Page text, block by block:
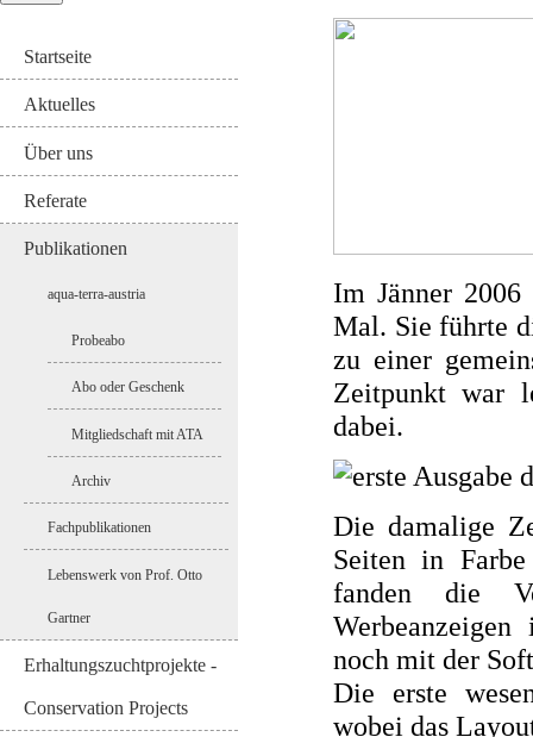
Startseite
Aktuelles
Über uns
Referate
Publikationen
aqua-terra-austria
Probeabo
Abo oder Geschenk
Mitgliedschaft mit ATA
Archiv
Fachpublikationen
Lebenswerk von Prof. Otto
Gartner
Erhaltungszuchtprojekte -
Conservation Projects
Im Jänner
Mal. Sie führte
zu einer
Zeitpunkt war
dabei.
Die damalige
Seiten in
fanden die
noch mit der
Die erste
wobei das